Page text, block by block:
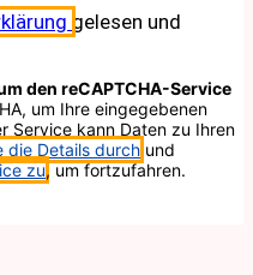
gelesen und
den reCAPTCHA-Service
um Ihre eingegebenen
Service kann Daten zu Ihren
die Details durch und
zu, um fortzufahren.